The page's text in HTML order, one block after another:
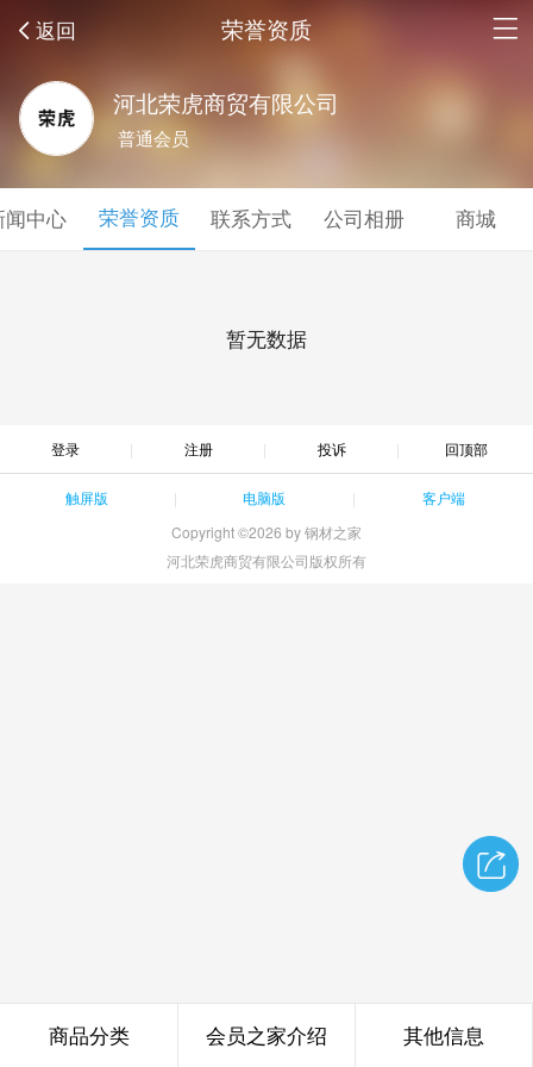
返回 荣誉资质
河北荣虎商贸有限公司
普通会员
闻中心 荣誉资质 联系方式 公司相册 商城
暂无数据
登录 注册 投诉 回顶部
触屏版 电脑版
客户端
Copyright ©2026 by 钢材之家
河北荣虎商贸有限公司版权所有
商品分类 会员之家介绍 其他信息